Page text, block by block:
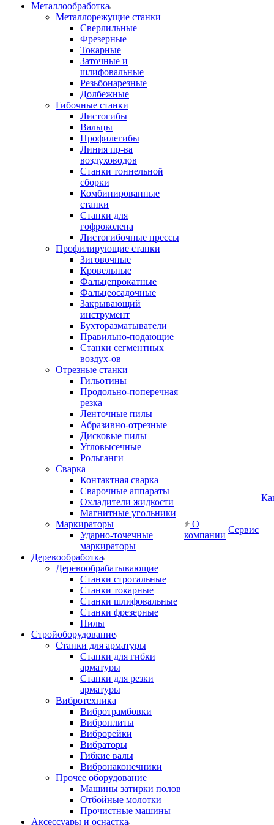
Металлообработка
Металлорежущие станки
Сверлильные
Фрезерные
Токарные
Заточные и
шлифовальные
Резьбонарезные
Долбежные
Гибочные станки
Листогибы
Вальцы
Профилегибы
Линия пр-ва
воздуховодов
Станки тоннельной
сборки
Комбинированные
станки
Станки для
гофроколена
Листогибочные прессы
Профилирующие станки
Зиговочные
Кровельные
Фальцепрокатные
Фальцеосадочные
Закрывающий
инструмент
Бухторазматыватели
Правильно-подающие
Станки сегментных
воздух-ов
Отрезные станки
Гильотины
Продольно-поперечная
резка
Ленточные пилы
Абразивно-отрезные
Дисковые пилы
Угловысечные
Рольганги
Сварка
Контактная сварка
Сварочные аппараты
Охладители жидкости
Магнитные угольники
Маркираторы
Ударно-точечные
маркираторы
Деревообработка
Деревообрабатывающие
Станки строгальные
Станки токарные
Станки шлифовальные
Станки фрезерные
Пилы
Стройоборудование
Станки для арматуры
Станки для гибки
арматуры
Станки для резки
арматуры
Вибротехника
Вибротрамбовки
Виброплиты
Виброрейки
Вибраторы
Гибкие валы
Вибронаконечники
Прочее оборудование
Машины затирки полов
Отбойные молотки
Прочистные машины
Аксeccyapы и оснастка
О
компании
Сервис